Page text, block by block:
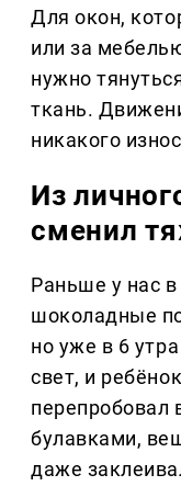
Для окон,
или за
нужно
ткань.
никакого
Из
сменил
Раньше у нас
шоколадные
но уже в 6
свет, и
перепробовал
булавками,
даже